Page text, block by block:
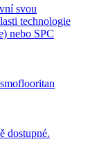
svou
technologie
nebo SPC
dostupné.